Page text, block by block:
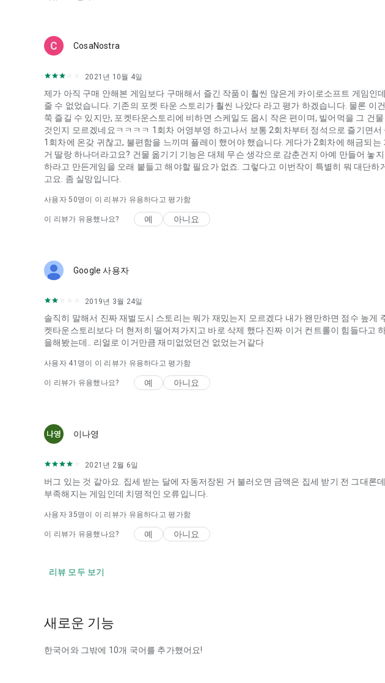
CosaNostra
2021년 10월 4일
제가 아직 구매 안해본 게임보다 구매해서 즐긴 작품이 훨씬 많은게 카이로소프트 게임인
줄 수 없었습니다. 기존의 포켓 타운 스토리가 훨씬 나았다 라고 평가 하겠습니다. 물론 이
쭉 즐길 수 있지만, 포켓타운스토리에 비하면 스케일도 몹시 작은 편이며, 빌어먹을 그 건
것인지 모르겠네요ㅋㅋㅋㅋ 1회차 어영부영 하고나서 보통 2회차부터 정석으로 즐기면서
1회차에 온갖 귀찮고, 불편함을 느끼며 플레이 했어야 했습니다. 게다가 2회차에 해금되는
거 딸랑 하나더라고요? 건물 옮기기 기능은 대체 무슨 생각으로 감춘건지 아예 만들어 놓
하라고 만든게임을 오래 붙들고 해야할 필요가 없죠. 그렇다고 이번작이 특별히 뭐 대단하
고요. 좀 실망입니다.
사용자50명이 이 리뷰가 유용하다고 평가함
이 리뷰가 유용했나요? 예 아니요
Google 사용자
2019년 3월 24일
솔직히 말해서 진짜 재벌도시 스토리는 뭐가 재밌는지 모르겠다 내가 왠만하면 점수 높게
켓타운스토리보다 더 현저히 떨어져가지고 바로 삭제 했다 진짜 이거 컨트롤이 힘들다고
을해봤는데.. 리얼로 이거만큼 재미없었던건 없었는거같다
사용자 41 명이 이 리뷰가 유용하다고 평가함
이 리뷰가 유용했나요? 예 아니요
이나영
2021년 2월 6일
버그 있는 것 같아요. 집세 받는 달에 자동저장된 거 불러오면 금액은 집세 받기 전 그대론
부족해지는 게임인데 치명적인 오류입니다.
사용자 35명이 이 리뷰가 유용하다고 평가함
이 리뷰가 유용했나요? 예 아니요
리뷰 모두 보기
새로운 기능
한국어와 그밖에 10개 국어를 추가했어요!